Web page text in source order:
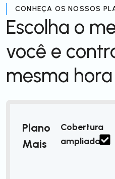
CONHEÇA OS NOSSOS
Escolha o
você e
mesma hora
Plano
Mais
Cobertura
ampliada